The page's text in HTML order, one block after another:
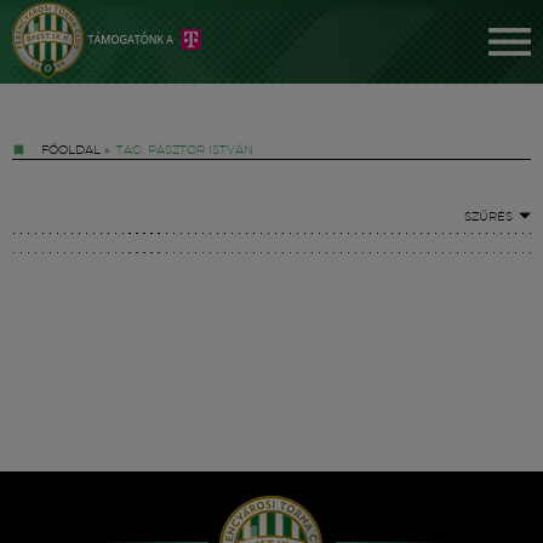
FŐOLDAL » TAG: PÁSZTOR ISTVÁN
SZŰRÉS
Hírek